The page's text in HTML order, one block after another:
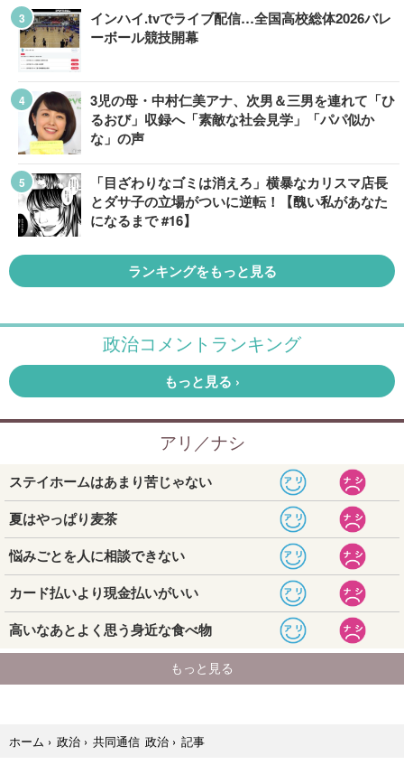
インハイ.tvでライブ配信…全国高校総体2026バレ
ーボール競技開幕
3児の母・中村仁美アナ、次男＆三男を連れて「ひ
るおび」収録へ「素敵な社会見学」「パパ似か
な」の声
「目ざわりなゴミは消えろ」横暴なカリスマ店長
とダサ子の立場がついに逆転！【醜い私があなた
になるまで #16】
ランキングをもっと見る
ホーム › 政治 › 共同通信 政治 › 記事